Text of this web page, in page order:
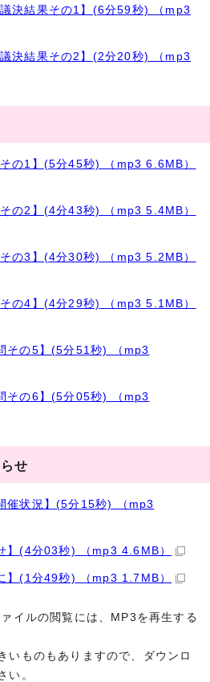
議決結果その1】(6分59秒) （mp3
議決結果その2】(2分20秒) （mp3
の1】(5分45秒) （mp3 6.6MB）
の2】(4分43秒) （mp3 5.4MB）
の3】(4分30秒) （mp3 5.2MB）
の4】(4分29秒) （mp3 5.1MB）
その5】(5分51秒) （mp3
その6】(5分05秒) （mp3
せ
催状況】(5分15秒) （mp3
】(4分03秒) （mp3 4.6MB）
】(1分49秒) （mp3 1.7MB）
イルの閲覧には、MP3を再生する
いものもありますので、ダウンロ
い。